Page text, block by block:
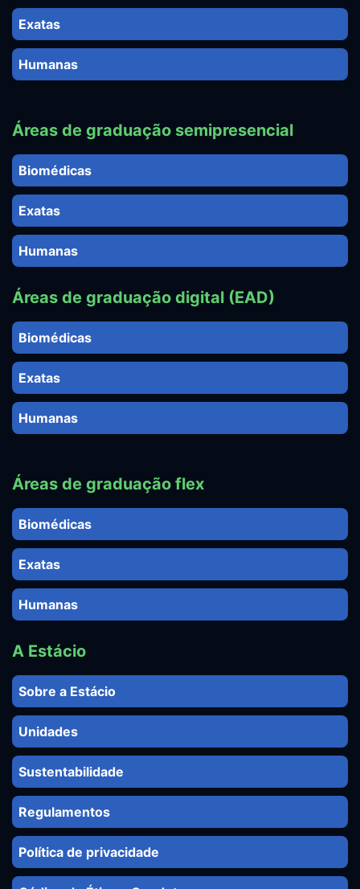
Exatas
Humanas
Áreas de graduação semipresencial
Biomédicas
Exatas
Humanas
Áreas de graduação digital (EAD)
Biomédicas
Exatas
Humanas
Áreas de graduação flex
Biomédicas
Exatas
Humanas
A Estácio
Sobre a Estácio
Unidades
Sustentabilidade
Regulamentos
Política de privacidade